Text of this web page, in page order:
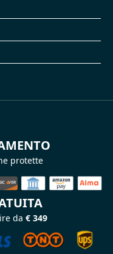
protette
da € 349